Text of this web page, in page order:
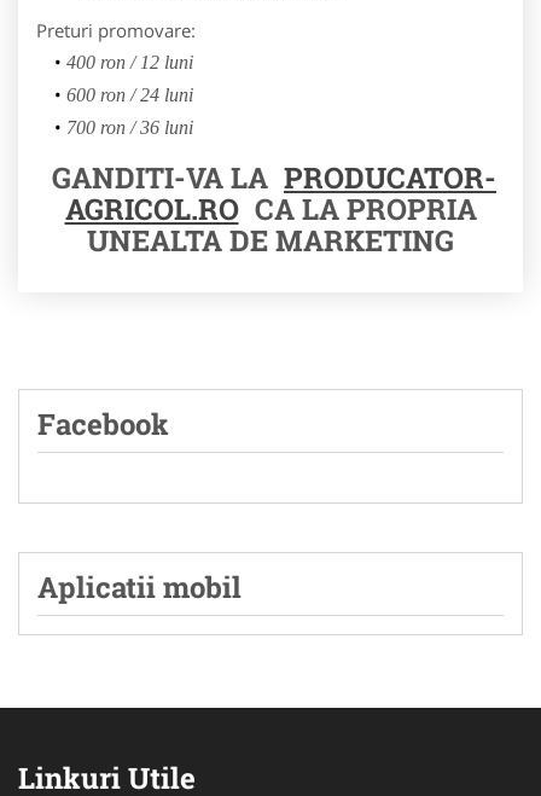
Preturi promovare:
400 ron / 12 luni
600 ron / 24 luni
700 ron / 36 luni
GANDITI-VA LA PRODUCATOR-
AGRICOL.RO CA LA PROPRIA
UNEALTA DE MARKETING
Facebook
Aplicatii mobil
Linkuri Utile